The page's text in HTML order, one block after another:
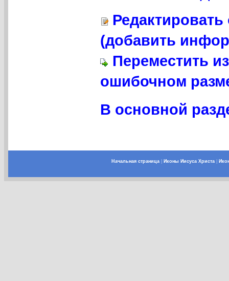
(добавить
Переместить
ошибочном
В основной
Начальная страница| Иконы Иисуса Христа|